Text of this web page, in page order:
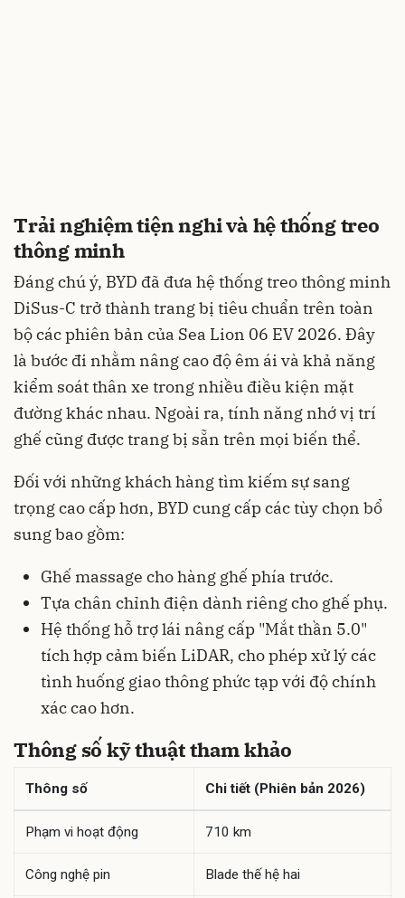
Trải nghiệm tiện nghi và hệ thống treo
thông minh
Đáng chú ý, BYD đã đưa hệ thống treo thông minh
DiSus-C trở thành trang bị tiêu chuẩn trên toàn
bộ các phiên bản của Sea Lion 06 EV 2026. Đây
là bước đi nhằm nâng cao độ êm ái và khả năng
kiểm soát thân xe trong nhiều điều kiện mặt
đường khác nhau. Ngoài ra, tính năng nhớ vị trí
ghế cũng được trang bị sẵn trên mọi biến thể.
Đối với những khách hàng tìm kiếm sự sang
trọng cao cấp hơn, BYD cung cấp các tùy chọn bổ
sung bao gồm:
Ghế massage cho hàng ghế phía trước.
Tựa chân chỉnh điện dành riêng cho ghế phụ.
Hệ thống hỗ trợ lái nâng cấp "Mắt thần 5.0"
tích hợp cảm biến LiDAR, cho phép xử lý các
tình huống giao thông phức tạp với độ chính
xác cao hơn.
Thông số kỹ thuật tham khảo
Thông số Chi tiết (Phiên bản 2026)
Phạm vi hoạt động 710 km
Công nghệ pin Blade thế hệ hai